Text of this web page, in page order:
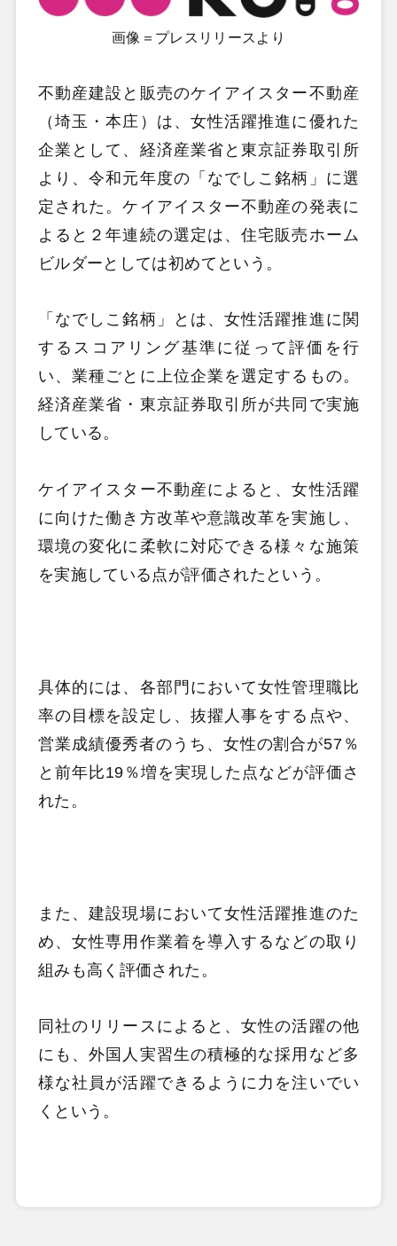
画像＝プレスリリースより
不動産建設と販売のケイアイスター不動産
（埼玉・本庄）は、女性活躍推進に優れた
企業として、経済産業省と東京証券取引所
より、令和元年度の「なでしこ銘柄」に選
定された。ケイアイスター不動産の発表に
よると２年連続の選定は、住宅販売ホーム
ビルダーとしては初めてという。
「なでしこ銘柄」とは、女性活躍推進に関
するスコアリング基準に従って評価を行
い、業種ごとに上位企業を選定するもの。
経済産業省・東京証券取引所が共同で実施
している。
ケイアイスター不動産によると、女性活躍
に向けた働き方改革や意識改革を実施し、
環境の変化に柔軟に対応できる様々な施策
を実施している点が評価されたという。
具体的には、各部門において女性管理職比
率の目標を設定し、抜擢人事をする点や、
営業成績優秀者のうち、女性の割合が57％
と前年比19％増を実現した点などが評価さ
れた。
また、建設現場において女性活躍推進のた
め、女性専用作業着を導入するなどの取り
組みも高く評価された。
同社のリリースによると、女性の活躍の他
にも、外国人実習生の積極的な採用など多
様な社員が活躍できるように力を注いでい
くという。